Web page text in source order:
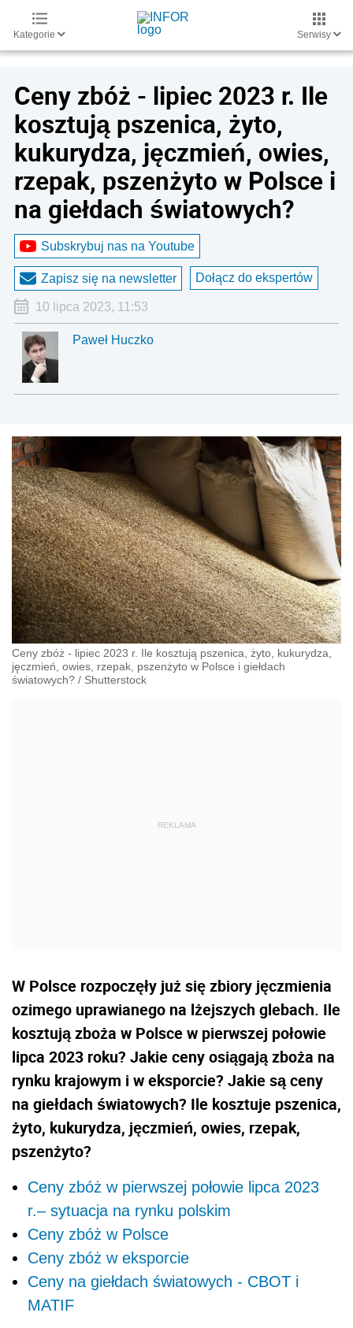
Kategorie Serwisy
Ceny zbóż - lipiec 2023 r. Ile
kosztują pszenica, żyto,
kukurydza, jęczmień, owies,
rzepak, pszenżyto w Polsce i
na giełdach światowych?
Subskrybuj nas na Youtube
Zapisz się na newsletter Dołącz do ekspertów
10 lipca 2023, 11:53
Paweł Huczko
Ceny zbóż - lipiec 2023 r. Ile kosztują pszenica, żyto, kukurydza,
jęczmień, owies, rzepak, pszenżyto w Polsce i giełdach
światowych? / Shutterstock
W Polsce rozpoczęły już się zbiory jęczmienia
ozimego uprawianego na lżejszych glebach. Ile
kosztują zboża w Polsce w pierwszej połowie
lipca 2023 roku? Jakie ceny osiągają zboża na
rynku krajowym i w eksporcie? Jakie są ceny
na giełdach światowych? Ile kosztuje pszenica,
żyto, kukurydza, jęczmień, owies, rzepak,
pszenżyto?
Ceny zbóż w pierwszej połowie lipca 2023
r.– sytuacja na rynku polskim
Ceny zbóż w Polsce
Ceny zbóż w eksporcie
Ceny na giełdach światowych - CBOT i
MATIF